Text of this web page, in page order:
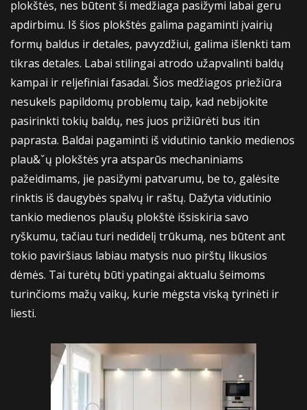
plokštės, nes būtent ši medžiaga pasižymi labai geru
apdirbimu. Iš šios plokštės galima pagaminti įvairių
formų baldus ir detales, pavyzdžiui, galima išlenkti tam
tikras detales. Labai stilingai atrodo užapvalinti baldų
kampai ir reljefiniai fasadai. Šios medžiagos priežiūra
nesukels papildomų problemų taip, kad nebijokite
pasirinkti tokių baldų, nes juos prižiūrėti bus itin
paprasta. Baldai pagaminti iš vidutinio tankio medienos
plau&ˇų plokštės yra atsparūs mechaniniams
pažeidimams, jie pasižymi patvarumu, be to, galėsite
rinktis iš daugybės spalvų ir raštų. Dažyta vidutinio
tankio medienos plaušų plokštė išsiskiria savo
ryškumu, tačiau turi nedidelį trūkumą, nes būtent ant
tokio paviršiaus labiau matysis nuo pirštų likusios
dėmės. Tai turėtų būti ypatingai aktualu šeimoms
turinčioms mažų vaikų, kurie mėgsta viską tyrinėti ir
liesti.